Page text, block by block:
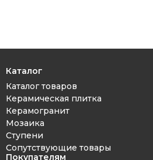
Каталог
Каталог товаров
Керамическая плитка
Керамогранит
Мозаика
Ступени
Сопутствующие товары
Покупателям